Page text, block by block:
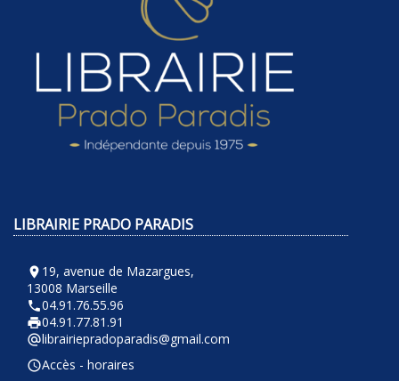
LIBRAIRIE PRADO PARADIS
room 19, avenue de Mazargues,
13008 Marseille
phone04.91.76.55.96
local_printshop04.91.77.81.91
alternate_emaillibrairiepradoparadis@gmail.com
query_builderAccès - horaires